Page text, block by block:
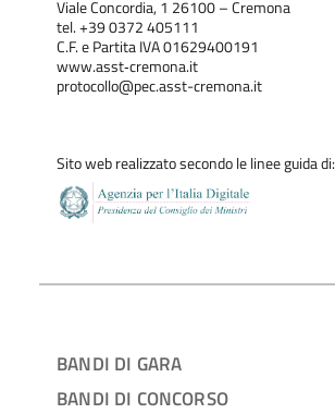
Viale Concordia, 1 26100 – Cremona
tel. +39 0372 405111
C.F. e Partita IVA 01629400191
www.asst‐cremona.it
protocollo@pec.asst-cremona.it
Sito web realizzato secondo le linee guida di:
BANDI DI GARA
BANDI DI CONCORSO